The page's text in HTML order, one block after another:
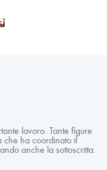
lavoro. Tante figure
che ha coordinato il
anche la sottoscritta.